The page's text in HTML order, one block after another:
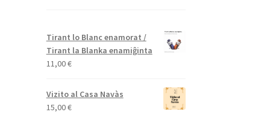
Tirant lo Blanc enamorat /
Tirant la Blanka enamiĝinta
11,00€
Vizito al Casa Navàs
15,00€